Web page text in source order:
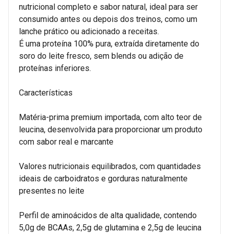
nutricional completo e sabor natural, ideal para ser
consumido antes ou depois dos treinos, como um
lanche prático ou adicionado a receitas.
É uma proteína 100% pura, extraída diretamente do
soro do leite fresco, sem blends ou adição de
proteínas inferiores.
Características
Matéria-prima premium importada, com alto teor de
leucina, desenvolvida para proporcionar um produto
com sabor real e marcante
Valores nutricionais equilibrados, com quantidades
ideais de carboidratos e gorduras naturalmente
presentes no leite
Perfil de aminoácidos de alta qualidade, contendo
5,0g de BCAAs, 2,5g de glutamina e 2,5g de leucina